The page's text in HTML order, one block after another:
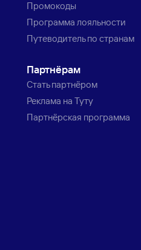
Промокоды
Программа лояльности
Путеводитель по странам
Партнёрам
Стать партнёром
Реклама на Туту
Партнёрская программа